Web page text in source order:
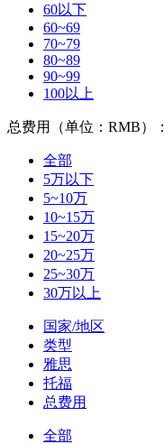
60以下
60~69
70~79
80~89
90~99
100以上
总费用（单位：RMB）：
全部
5万以下
5~10万
10~15万
15~20万
20~25万
25~30万
30万以上
国家/地区
类型
雅思
托福
总费用
全部